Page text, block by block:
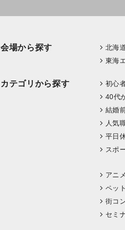
会場から探す 北海
東海
カテゴリから探す 初心
40代
結婚
人気
平日
スポ
アニ
ペッ
街コ
セミ